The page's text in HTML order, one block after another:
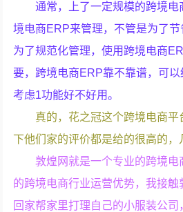
通常，上了一定规模的跨境
境电商ERP来管理，不管是为了
为了规范化管理，使用跨境电商
要，跨境电商ERP靠不靠谱，可
考虑1功能好不好用。
真的，花之冠这个跨境电商
下他们家的评价都是给的很高的，
敦煌网就是一个专业的跨境
的跨境电商行业运营优势，我接
回家帮家里打理自己的小服装公